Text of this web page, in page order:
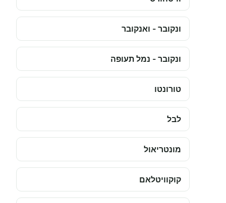
ונקובר - ואנקובר
ונקובר - נמל תעופה
טורונטו
לבל
מונטריאול
קוקוויטלאם